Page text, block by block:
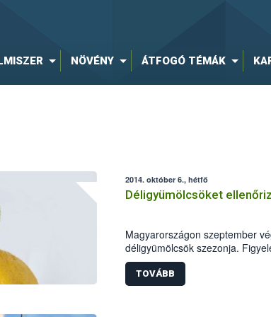
NÖVÉNY ÁTFOGÓ TÉMÁK
2014. október 6., hétfő
Déligyümölcsöket
Magyarországon szeptember
déligyümölcsök szezonja.
minősége a szezon kezdeti
Fazekas Sándor
kiemelten ellenőrizze e
TOVÁBB